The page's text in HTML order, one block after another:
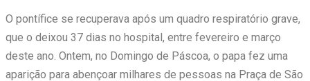
O pontífice se recuperava após um quadro respiratório grave,
que o deixou 37 dias no hospital, entre fevereiro e março
deste ano. Ontem, no Domingo de Páscoa, o papa fez uma
aparição para abençoar milhares de pessoas na Praça de São